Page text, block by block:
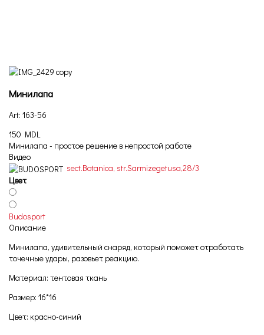
Минилапа
Art: 163-56
150 MDL
Минилапа - простое решение в непростой работе
Видео
sect.Botanica, str.Sarmizegetusa,28/3
Цвет
Budosport
Описание
Минилапа, удивительный снаряд, который поможет отработать
точечные удары, разовьет реакцию.
Материал: тентовая ткань
Размер: 16*16
Цвет: красно-синий